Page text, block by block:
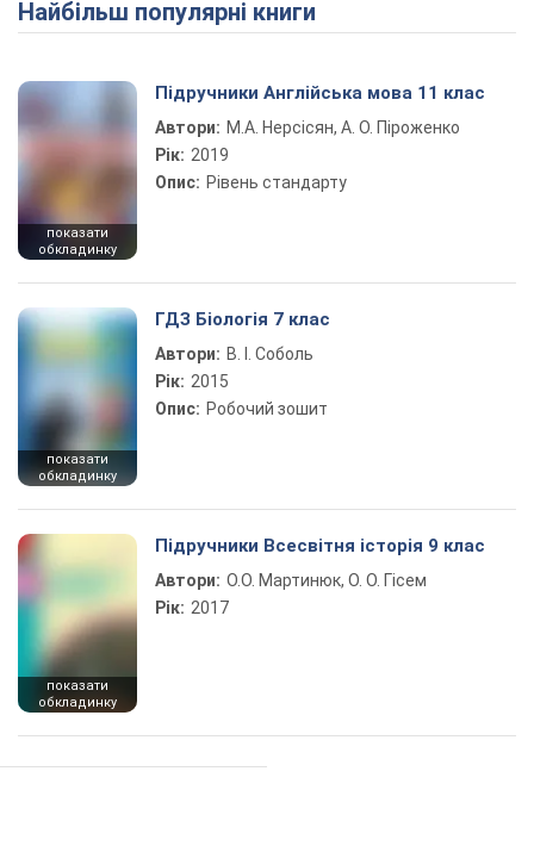
Найбільш популярні книги
показати
обкладинку
Підручники Англійська мова 11 клас
Автори: М.А. Нерсісян, А. О. Піроженко
Рік: 2019
Опис: Рівень стандарту
показати
обкладинку
ГДЗ Біологія 7 клас
Автори: В. І. Соболь
Рік: 2015
Опис: Робочий зошит
показати
обкладинку
Підручники Всесвітня історія 9 клас
Автори: О.О. Мартинюк, О. О. Гісем
Рік: 2017